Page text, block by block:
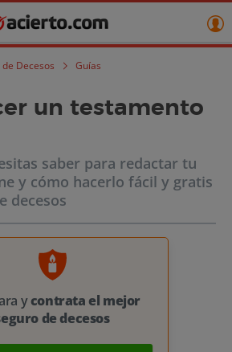
Decesos Guías
un testamento
saber para redactar tu
y cómo hacerlo fácil y gratis
decesos
ycontrata el mejor
de decesos